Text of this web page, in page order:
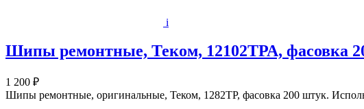
i
Шипы ремонтные, Теком, 12102ТРА, фасовка
1 200 ₽
Шипы ремонтные, оригинальные, Теком, 1282ТР, фасовка 200 штук.